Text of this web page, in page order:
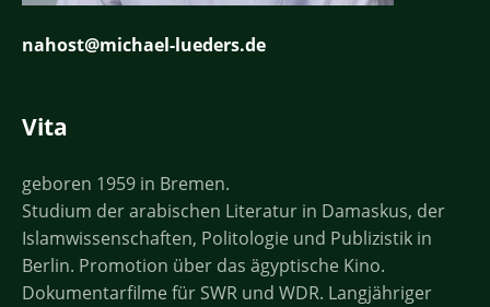
nahost@michael-lueders.de
Vita
geboren 1959 in Bremen.
Studium der arabischen Literatur in Damaskus, der
Islamwissenschaften, Politologie und Publizistik in
Berlin. Promotion über das ägyptische Kino.
Dokumentarfilme für SWR und WDR. Langjähriger